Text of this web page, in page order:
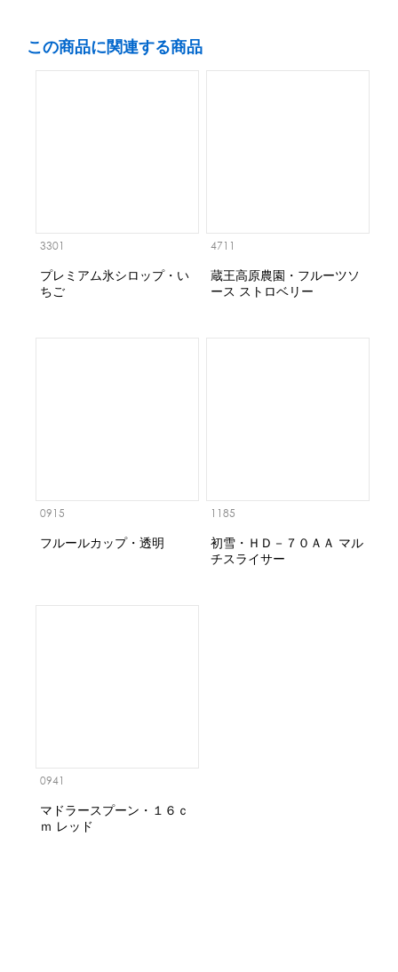
この商品に関連する商品
3301
プレミアム氷シロップ・い
ちご
4711
蔵王高原農園・フルーツソ
ース ストロベリー
0915
フルールカップ・透明
1185
初雪・ＨＤ－７０ＡＡ マル
チスライサー
0941
マドラースプーン・１６ｃ
ｍ レッド